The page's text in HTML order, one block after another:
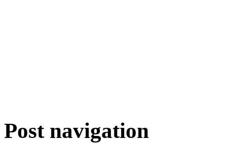
Post navigation